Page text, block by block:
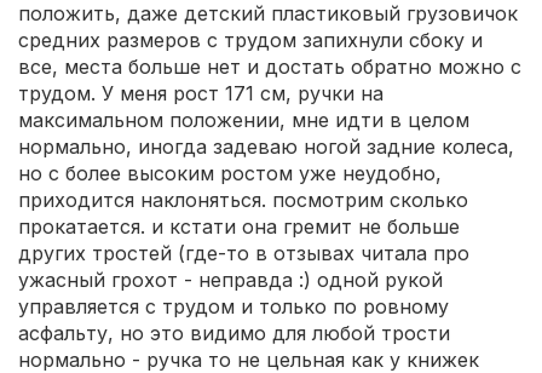
положить, даже детский пластиковый грузовичок
средних размеров с трудом запихнули сбоку и
все, места больше нет и достать обратно можно с
трудом. У меня рост 171 см, ручки на
максимальном положении, мне идти в целом
нормально, иногда задеваю ногой задние колеса,
но с более высоким ростом уже неудобно,
приходится наклоняться. посмотрим сколько
прокатается. и кстати она гремит не больше
других тростей (где-то в отзывах читала про
ужасный грохот - неправда :) одной рукой
управляется с трудом и только по ровному
асфальту, но это видимо для любой трости
нормально - ручка то не цельная как у книжек